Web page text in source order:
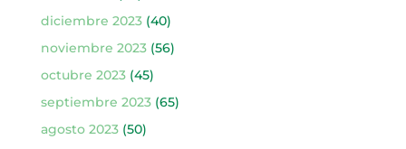
diciembre 2023(40)
noviembre 2023(56)
octubre 2023(45)
septiembre 2023(65)
agosto 2023(50)